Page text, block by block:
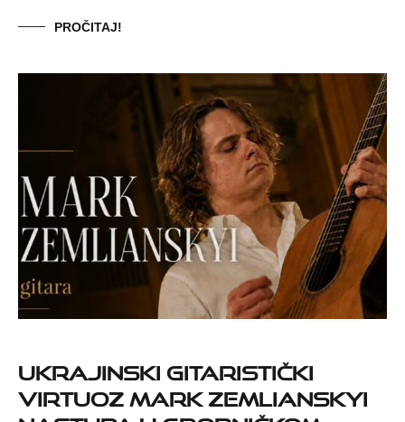
PROČITAJ!
Ukrajinski gitaristički
virtuoz Mark Zemlianskyi